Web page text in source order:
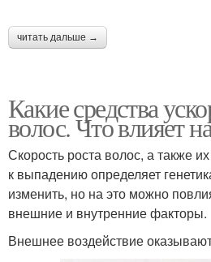
читать дальше →
Какие средства
волос. Что влияет
Скорость роста волос, а также
к выпадению определяет
изменить, но на это можно
внешние и внутренние факторы.
Внешнее воздействие